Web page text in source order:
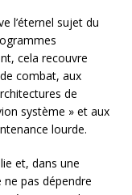
l’éternel sujet du
cela recouvre
combat, aux
de
système » et aux
lourde.
et, dans une
ne pas dépendre